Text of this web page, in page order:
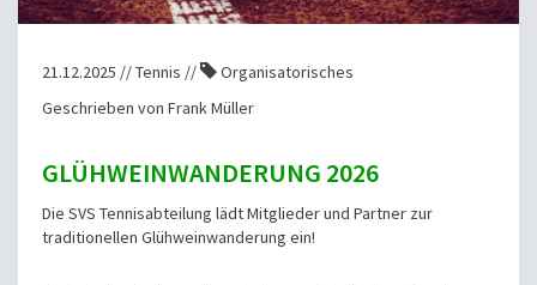
21.12.2025 // Tennis //
Organisatorisches
Geschrieben von Frank Müller
GLÜHWEINWANDERUNG 2026
Die SVS Tennisabteilung lädt Mitglieder und Partner zur
traditionellen Glühweinwanderung ein!